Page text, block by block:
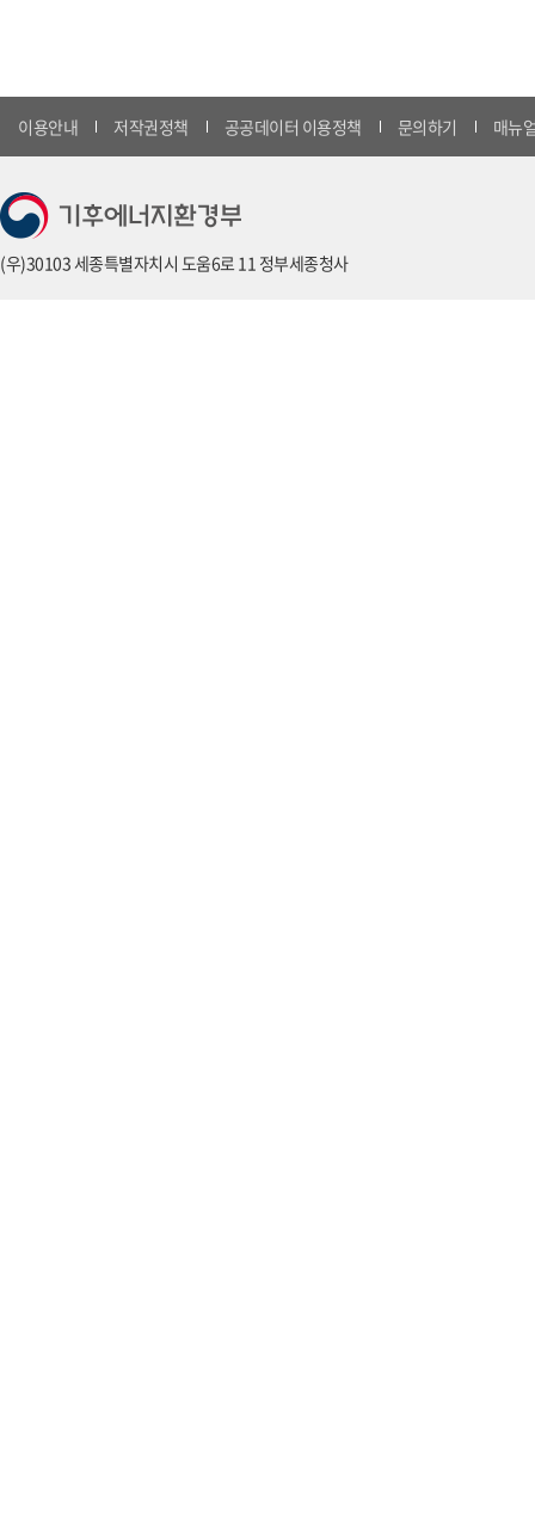
이용안내 저작권정책 공공데이터 이용정책 문의하기 매뉴
(우)30103 세종특별자치시 도움6로 11 정부세종청사